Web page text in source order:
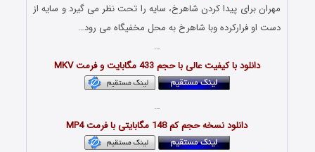
مهران برای پیدا کردن شاهرخ، سایه را تحت نظر می گیرد و سایه از
دست او فرارکرده وبا شاهرخ به محل مخفیگاه می رود…
…
دانلود با کیفیت عالی با حجم 433 مگابایت و فرمت MKV
…
دانلود نسخه حجم کم 148 مگابایتی با فرمت MP4